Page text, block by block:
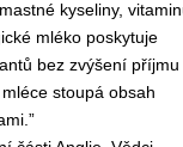
kyseliny,
mléko poskytuje
bez zvýšení příjmu
stoupá obsah